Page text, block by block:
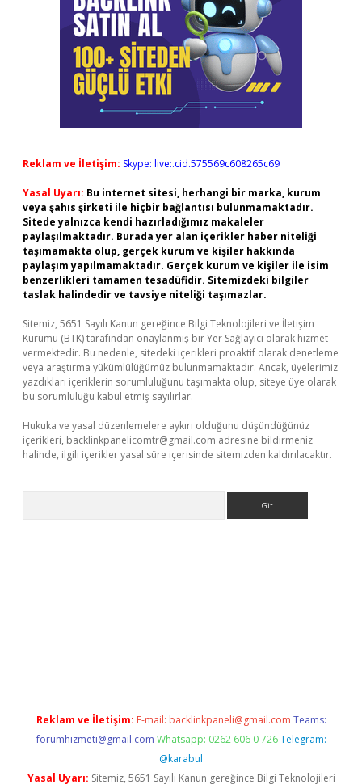
Reklam ve İletişim: Skype: live:.cid.575569c608265c69
Yasal Uyarı: Bu internet sitesi, herhangi bir marka, kurum
veya şahıs şirketi ile hiçbir bağlantısı bulunmamaktadır.
Sitede yalnızca kendi hazırladığımız makaleler
paylaşılmaktadır. Burada yer alan içerikler haber niteliği
taşımamakta olup, gerçek kurum ve kişiler hakkında
paylaşım yapılmamaktadır. Gerçek kurum ve kişiler ile isim
benzerlikleri tamamen tesadüfidir. Sitemizdeki bilgiler
taslak halindedir ve tavsiye niteliği taşımazlar.
Sitemiz, 5651 Sayılı Kanun gereğince Bilgi Teknolojileri ve İletişim
Kurumu (BTK) tarafından onaylanmış bir Yer Sağlayıcı olarak hizmet
vermektedir. Bu nedenle, sitedeki içerikleri proaktif olarak denetleme
veya araştırma yükümlülüğümüz bulunmamaktadır. Ancak, üyelerimiz
yazdıkları içeriklerin sorumluluğunu taşımakta olup, siteye üye olarak
bu sorumluluğu kabul etmiş sayılırlar.
Hukuka ve yasal düzenlemelere aykırı olduğunu düşündüğünüz
içerikleri, backlinkpanelicomtr@gmail.com adresine bildirmeniz
halinde, ilgili içerikler yasal süre içerisinde sitemizden kaldırılacaktır.
Reklam ve İletişim: E-mail: backlinkpaneli@gmail.com Teams:
forumhizmeti@gmail.com Whatsapp: 0262 606 0 726 Telegram:
@karabul
Yasal Uyarı: Sitemiz, 5651 Sayılı Kanun gereğince Bilgi Teknolojileri